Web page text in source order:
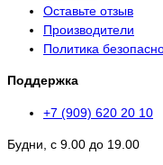
Оставьте отзыв
Производители
Политика
Поддержка
+7 (909) 620 20 10
Будни, с 9.00 до 19.00